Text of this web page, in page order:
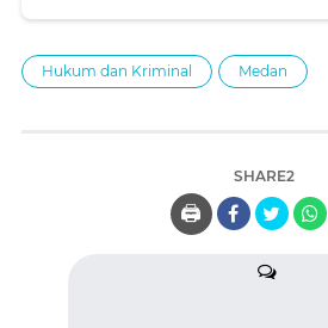
Hukum dan Kriminal Medan
SHARE2
🖨️